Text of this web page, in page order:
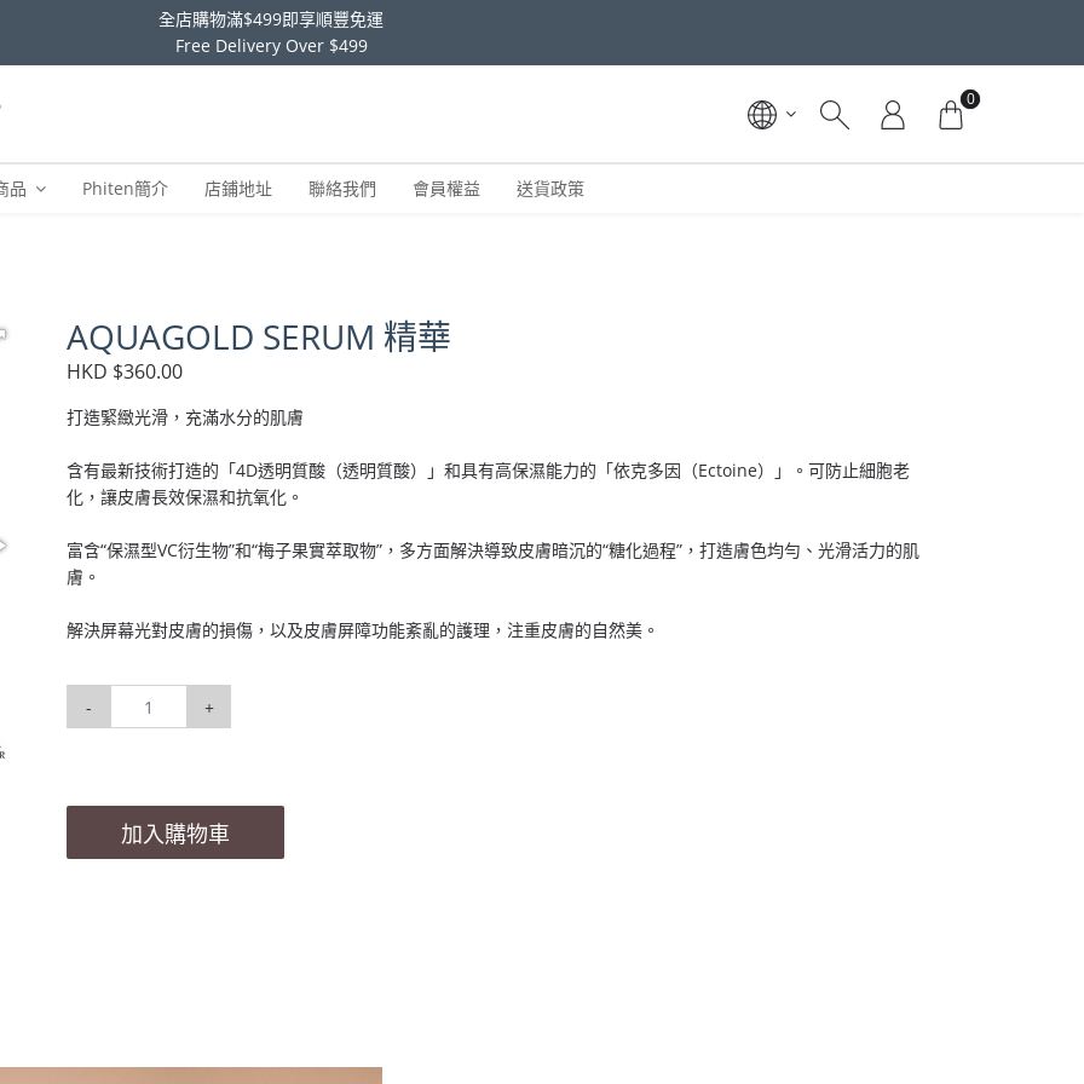
全店購物滿$499即享順豐免運
Free Delivery Over $499
0
品 Phiten簡介 店鋪地址 聯絡我們 會員權益 送貨政策
AQUAGOLD SERUM 精華
HKD $360.00
打造緊緻光滑，充滿水分的肌膚
含有最新技術打造的「4D透明質酸（透明質酸）」和具有高保濕能力的「依克多因（Ectoine）」。可防止細胞老
化，讓皮膚長效保濕和抗氧化。
富含“保濕型VC衍生物”和“梅子果實萃取物”，多方面解決導致皮膚暗沉的“糖化過程”，打造膚色均勻、光滑活力的肌
膚。
解決屏幕光對皮膚的損傷，以及皮膚屏障功能紊亂的護理，注重皮膚的自然美。
- +
加入購物車